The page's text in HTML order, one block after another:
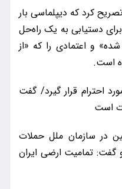
کرد که دیپلماسی بار
دستیابی به یک راه‌حل
و اعتمادی را که «از
است.
احترام قرار گیرد/ گفت
است
در سازمان ملل حملات
گفت: تمامیت ارضی ایران